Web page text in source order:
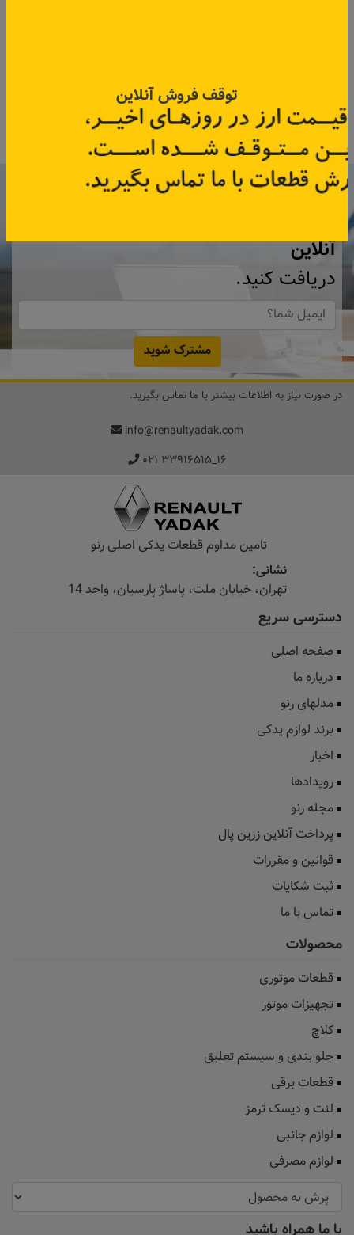
8224910
قیمت: ۱۲۰٬۰۰۰ تومان
اطلاعات بیشتر
کد قطعه:
قیمت: ۹۷٬۵۰۰ تومان
اطلاعات بیشتر
با عضویت در خبرنامه رنویدک
آنلاین
دریافت کنید.
مشترک شوید
در صورت نیاز به اطلاعات بیشتر با ما تماس بگیرید.
info@renaultyadak.com
۰۲۱ ۳۳۹۱۶۵۱۵_۱۶
تامین مداوم قطعات یدکی اصلی رنو
نشانی:
تهران، خیابان‌ ملت، پاساژ‌ پارسیان، واحد 14
دسترسی سریع
صفحه اصلی
درباره ما
مدلهای رنو
برند لوازم یدکی
اخبار
رویدادها
مجله رنو
پرداخت آنلاین زرین پال
قوانین و مقررات
ثبت شکایات
تماس با ما
محصولات
قطعات موتوری
تجهیزات موتور
کلاچ
جلو بندی و سیستم تعلیق
قطعات برقی
لنت و دیسک ترمز
لوازم جانبی
لوازم مصرفی
با ما همراه باشید
توقف فروش آنلاین